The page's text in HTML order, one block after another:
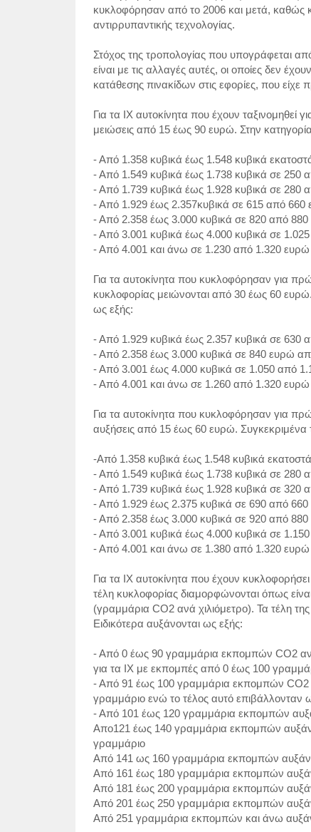
κυκλοφόρησαν από το 2006 και μετά, καθώς
αντιρρυπαντικής τεχνολογίας.
Στόχος της τροπολογίας που υπογράφεται
είναι με τις αλλαγές αυτές, οι οποίες δεν
κατάθεσης πινακίδων στις εφορίες, που
Για τα ΙΧ αυτοκίνητα που έχουν
μειώσεις από 15 έως 90 ευρώ. Στην
- Από 1.358 κυβικά έως 1.548 κυβικά
- Από 1.549 κυβικά έως 1.738 κυβικά σε 250
- Από 1.739 κυβικά έως 1.928 κυβικά σε 280
- Από 1.929 έως 2.357κυβικά σε 615 από 660
- Από 2.358 έως 3.000 κυβικά σε 820 από
- Από 3.001 κυβικά έως 4.000 κυβικά σε
- Από 4.001 και άνω σε 1.230 από 1.320 ευρώ
Για τα αυτοκίνητα που κυκλοφόρησαν για
κυκλοφορίας μειώνονται από 30 έως 60
ως εξής:
- Από 1.929 κυβικά έως 2.357 κυβικά σε 630
- Από 2.358 έως 3.000 κυβικά σε 840 ευρώ
- Από 3.001 έως 4.000 κυβικά σε 1.050 από
- Από 4.001 και άνω σε 1.260 από 1.320 ευρώ
Για τα αυτοκίνητα που κυκλοφόρησαν για
αυξήσεις από 15 έως 60 ευρώ. Συγκεκριμένα
-Από 1.358 κυβικά έως 1.548 κυβικά
- Από 1.549 κυβικά έως 1.738 κυβικά σε 280
- Από 1.739 κυβικά έως 1.928 κυβικά σε 320
- Από 1.929 έως 2.375 κυβικά σε 690 από
- Από 2.358 έως 3.000 κυβικά σε 920 από
- Από 3.001 κυβικά έως 4.000 κυβικά σε
- Από 4.001 και άνω σε 1.380 από 1.320 ευρώ
Για τα ΙΧ αυτοκίνητα που έχουν
τέλη κυκλοφορίας διαμορφώνονται όπως
(γραμμάρια CO2 ανά χιλιόμετρο). Τα τέλη
Ειδικότερα αυξάνονται ως εξής:
- Από 0 έως 90 γραμμάρια εκπομπών CO2
για τα ΙΧ με εκπομπές από 0 έως 100
- Από 91 έως 100 γραμμάρια εκπομπών CO2
γραμμάριο ενώ το τέλος αυτό
- Από 101 έως 120 γραμμάρια εκπομπών
Απο121 έως 140 γραμμάρια εκπομπών
γραμμάριο
Από 141 ως 160 γραμμάρια εκπομπών
Από 161 έως 180 γραμμάρια εκπομπών
Από 181 έως 200 γραμμάρια εκπομπών
Από 201 έως 250 γραμμάρια εκπομπών
Από 251 γραμμάρια εκπομπών και άνω